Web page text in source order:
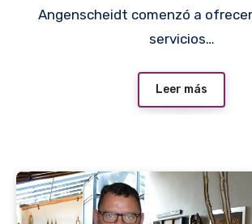
Angenscheidt comenzó a
servicios…
Leer más